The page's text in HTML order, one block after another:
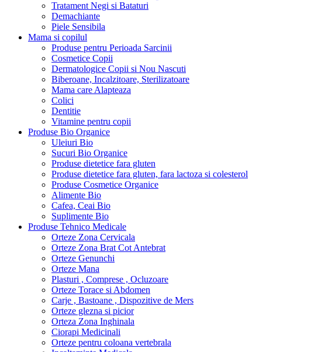
Tratament Negi si Bataturi
Demachiante
Piele Sensibila
Mama si copilul
Produse pentru Perioada Sarcinii
Cosmetice Copii
Dermatologice Copii si Nou Nascuti
Biberoane, Incalzitoare, Sterilizatoare
Mama care Alapteaza
Colici
Dentitie
Vitamine pentru copii
Produse Bio Organice
Uleiuri Bio
Sucuri Bio Organice
Produse dietetice fara gluten
Produse dietetice fara gluten, fara lactoza si colesterol
Produse Cosmetice Organice
Alimente Bio
Cafea, Ceai Bio
Suplimente Bio
Produse Tehnico Medicale
Orteze Zona Cervicala
Orteze Zona Brat Cot Antebrat
Orteze Genunchi
Orteze Mana
Plasturi , Comprese , Ocluzoare
Orteze Torace si Abdomen
Carje , Bastoane , Dispozitive de Mers
Orteze glezna si picior
Orteza Zona Inghinala
Ciorapi Medicinali
Orteze pentru coloana vertebrala